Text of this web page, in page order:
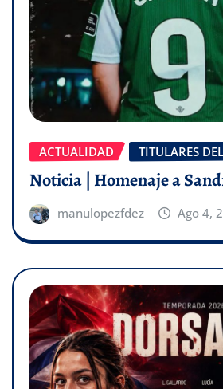
ACTUALIDAD TITULARES
Noticia | Homenaje a
manulopezfdez Ago 4,